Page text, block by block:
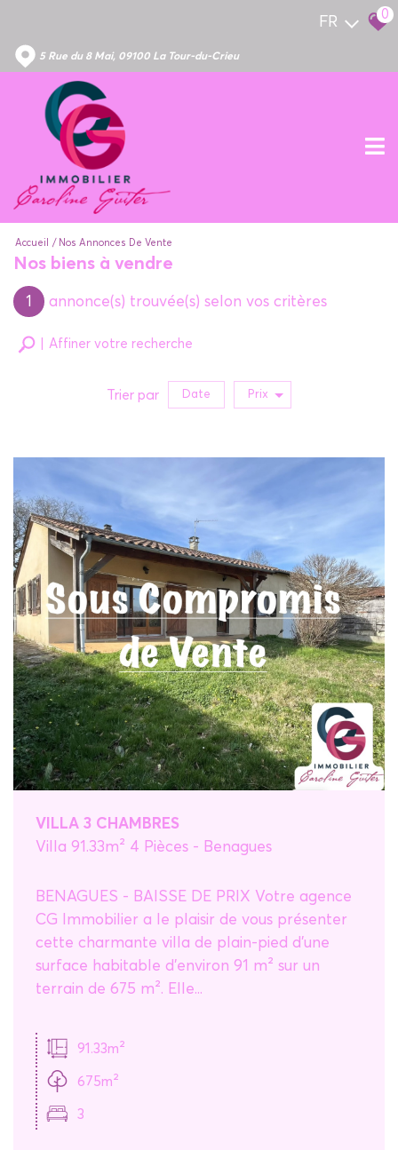
5 Rue du 8 Mai, 09100 La Tour-du-Crieu
FR 0
Accueil Nos Annonces De Vente
Nos biens à vendre
1 annonce(s) trouvée(s) selon vos critères
Affiner votre recherche
5KM 10KM 25KM
Critères supplémentaires
Piscine Parking Terrasse
RECHERCHER
+ de critères
Trier par Date Prix
VILLA 3 CHAMBRES
Villa 91.33m² 4 Pièces - Benagues
BENAGUES - BAISSE DE PRIX Votre agence
CG Immobilier a le plaisir de vous présenter
cette charmante villa de plain-pied d'une
surface habitable d'environ 91 m² sur un
terrain de 675 m². Elle...
91.33m²
675m²
3